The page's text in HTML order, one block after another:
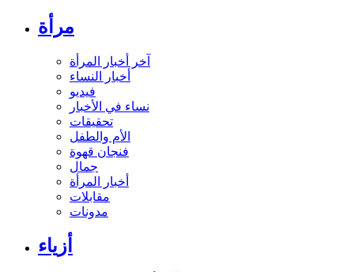
مرأة
آخر أخبار المرأة
أخبار النساء
فيديو
نساء في الأخبار
تحقيقات
الأم والطفل
فنجان قهوة
جمال
أخبار المرأة
مقابلات
مدونات
أزياء